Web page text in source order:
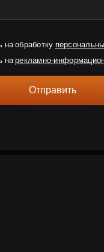
обработку
нарекламно-
Отправить